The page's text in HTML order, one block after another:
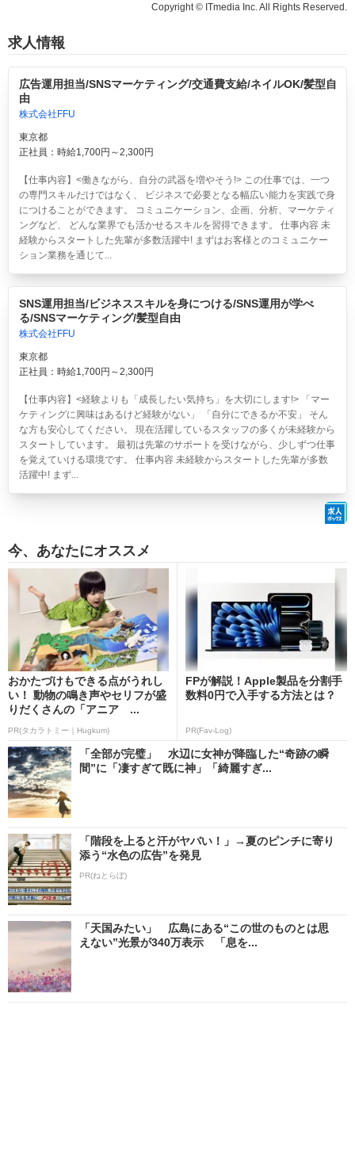
Copyright © ITmedia Inc. All Rights Reserved.
求人情報
広告運用担当/SNSマーケティング/交通費支給/ネイルOK/髪型自
由
株式会社FFU
東京都
正社員：時給1,700円～2,300円
【仕事内容】<働きながら、自分の武器を増やそう!> この仕事では、一つ
の専門スキルだけではなく、 ビジネスで必要となる幅広い能力を実践で身
につけることができます。 コミュニケーション、企画、分析、マーケティ
ングなど、 どんな業界でも活かせるスキルを習得できます。 仕事内容 未
経験からスタートした先輩が多数活躍中! まずはお客様とのコミュニケー
ション業務を通じて...
SNS運用担当/ビジネススキルを身につける/SNS運用が学べ
る/SNSマーケティング/髪型自由
株式会社FFU
東京都
正社員：時給1,700円～2,300円
【仕事内容】<経験よりも「成長したい気持ち」を大切にします!> 「マー
ケティングに興味はあるけど経験がない」 「自分にできるか不安」 そん
な方も安心してください。 現在活躍しているスタッフの多くが未経験から
スタートしています。 最初は先輩のサポートを受けながら、少しずつ仕事
を覚えていける環境です。 仕事内容 未経験からスタートした先輩が多数
活躍中! まず...
今、あなたにオススメ
おかたづけもできる点がうれし
い！ 動物の鳴き声やセリフが盛
りだくさんの「アニア ...
PR(タカラトミー｜Hugkum)
FPが解説！Apple製品を分割手
数料0円で入手する方法とは？
PR(Fav-Log)
「全部が完璧」 水辺に女神が降臨した“奇跡の瞬
間”に「凄すぎて既に神」「綺麗すぎ...
「階段を上ると汗がヤバい！」→夏のピンチに寄り
添う“水色の広告”を発見
PR(ねとらぼ)
「天国みたい」 広島にある“この世のものとは思
えない”光景が340万表示 「息を...